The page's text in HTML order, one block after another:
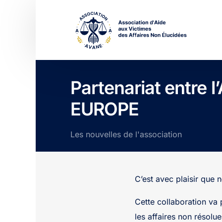
Partenariat entre
EUROPE
Les nouvelles de l'association
C’est avec plaisir que
Cette collaboration va
les affaires non